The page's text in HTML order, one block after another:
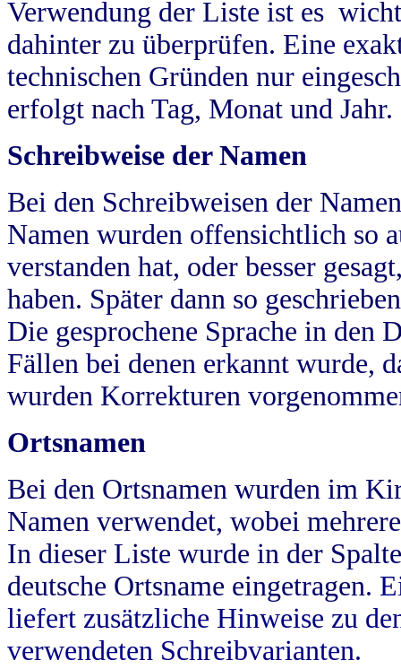
Verwendung der Liste ist es
dahinter zu überprüfen. Eine
technischen Gründen nur
erfolgt nach Tag, Monat und Jahr.
Schreibweise der Namen
Bei den Schreibweisen der
Namen wurden offensichtlich so
verstanden hat, oder besser
haben. Später dann so
Die gesprochene Sprache in
Fällen bei denen erkannt wurde,
wurden Korrekturen
Ortsnamen
Bei den Ortsnamen wurden im
Namen verwendet, wobei
In dieser Liste wurde in der
deutsche Ortsname eingetragen.
liefert zusätzliche Hinweise zu
verwendeten Schreibvarianten.